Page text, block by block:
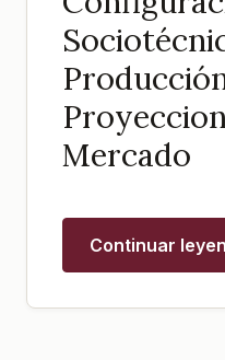
Mercado
Continuar